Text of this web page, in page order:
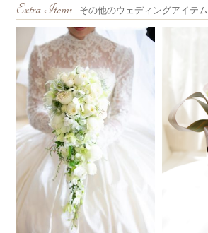
Extra Items その他のウェディングアイテム